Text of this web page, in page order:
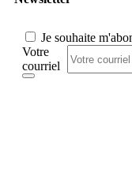
Je souhaite
Votre
courriel